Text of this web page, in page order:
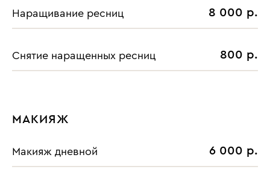
Наращивание ресниц 8 000 р.
Снятие наращенных ресниц 800 р.
МАКИЯЖ
Макияж дневной 6 000 р.